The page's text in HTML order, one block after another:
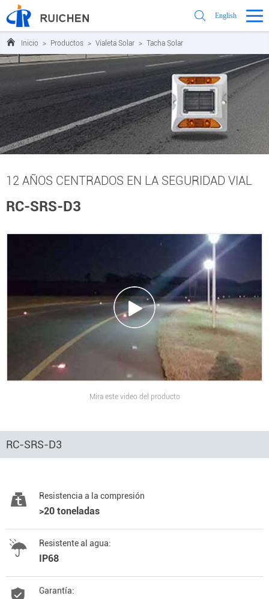
English
Inicio > Productos > Vialeta Solar > Tacha Solar
12 AÑOS CENTRADOS EN LA SEGURIDAD VIAL
RC-SRS-D3
Mira este video del producto
RC-SRS-D3
Resistencia a la compresión
>20 toneladas
Resistente al agua:
IP68
Garantía: